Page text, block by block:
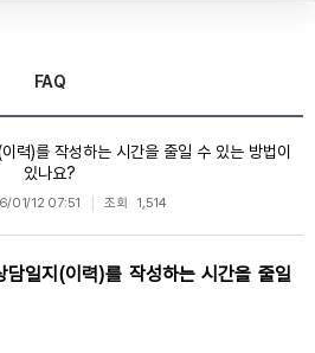
FAQ
력)를 작성하는 시간을 줄일 수 있는 방법이
있나요?
01/12 07:51 조회 1,514
일지(이력)를 작성하는 시간을 줄일